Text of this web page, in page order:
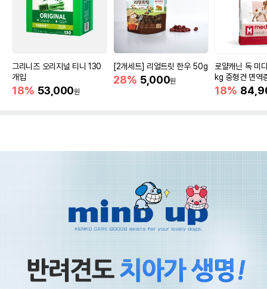
그리니즈 오리지널 티니 130
개입
18% 53,000원
[2개세트] 리얼트릿 한우 50g
28% 5,000원
로얄캐닌 독 미
kg 중형견 면역
18%